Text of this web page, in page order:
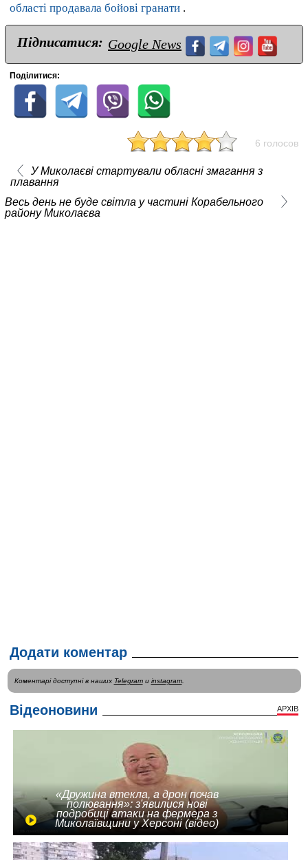
області продавала бойові гранати .
Підписатися: Google News
Поділитися:
6 голосов
У Миколаєві стартували обласні змагання з
плавання
Весь день не буде світла у частині Корабельного
району Миколаєва
Додати коментар
Коментарі доступні в наших Telegramи instagram.
Відеоновини АРХІВ
«Дружина втекла, а дрон почав
полювання»: з'явилися нові
подробиці атаки на фермера з
Миколаївщини у Херсоні (відео)